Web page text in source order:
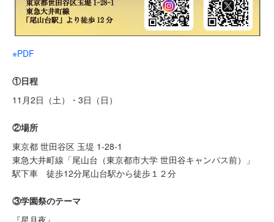
※PDF
①日程
11月2日（土）・3日（日）
②場所
東京都 世田谷区 玉堤 1-28-1
東急大井町線「尾山台（東京都市大学 世田谷キャンパス前）」
駅下車 徒歩12分尾山台駅から徒歩１２分
③学園祭のテーマ
『星月夜』。